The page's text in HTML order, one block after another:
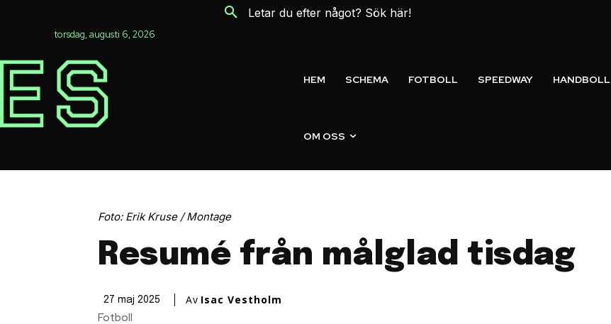
torsdag, augusti 6, 2026
Letar du efter något? Sök här!
HEM SCHEMA FOTBOLL SPEEDWAY HANDBOLL
OM OSS
Foto: Erik Kruse / Montage
Resumé från målglad tisdag
27 maj 2025 Av Isac Vestholm
Fotboll